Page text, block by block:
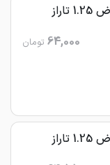
ورق گالوانیزه 2.5 عرض 1.25 تاراز
64,000 تومان
ورق گالوانیزه 2.5 عرض 1.25 تاراز